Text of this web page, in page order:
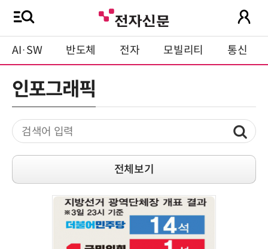
AI·SW 반도체 전자 모빌리티 통신
인포그래픽
전체보기